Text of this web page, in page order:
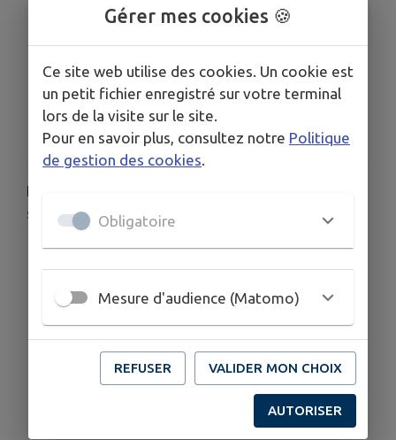
DATE
Le sam. 19 sept.
ORGANISÉ PAR
K’Danse passion
K'Danse organise son vide grenier le 19
septembre 2026
Gérer mes cookies 🍪
Ce site web utilise des cookies. Un cookie est
un petit fichier enregistré sur votre terminal
lors de la visite sur le site.
Pour en savoir plus, consultez notre Politique
de gestion des cookies.
Obligatoire
Mesure d'audience (Matomo)
REFUSER VALIDER MON CHOIX
AUTORISER